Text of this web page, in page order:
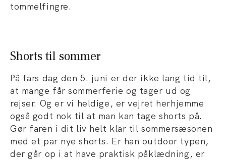
tommelfingre.
Shorts til sommer
På fars dag den 5. juni er der ikke lang tid til,
at mange får sommerferie og tager ud og
rejser. Og er vi heldige, er vejret herhjemme
også godt nok til at man kan tage shorts på.
Gør faren i dit liv helt klar til sommersæsonen
med et par nye shorts. Er han outdoor typen,
der går op i at have praktisk påklædning, er